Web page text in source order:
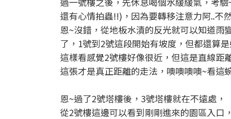
還有心情拍蟲!!)，因為要轉移注意力阿..不
恩~沒錯，從地板水漬的反光就可以知道
了，1號到2號這段開始有坡度，但都還算是
這樣看感覺2號樓好像很近，但這是直線距
這張才是真正距離的走法，噢噢噢噢~看
恩~過了2號塔樓後，3號塔樓就在不遠處，
從2號樓這邊可以看到剛剛進來的園區入口